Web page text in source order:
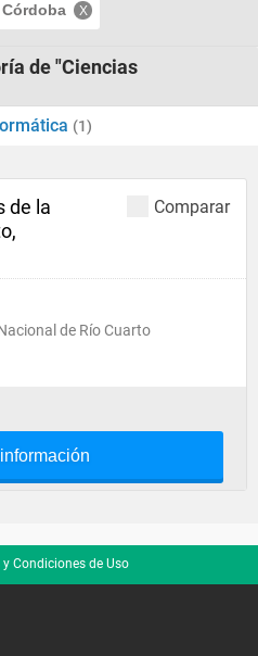
Córdoba
de "Ciencias
(1)
Comparar
de la
de Río Cuarto
Condiciones de Uso